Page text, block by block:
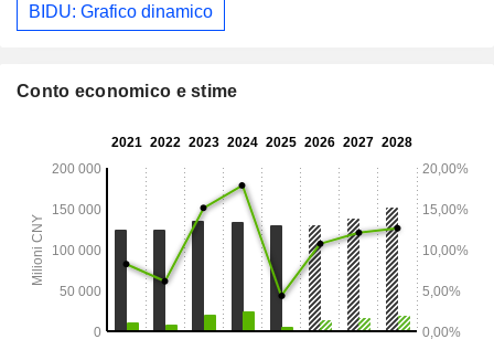
BIDU: Grafico dinamico
Conto economico e stime